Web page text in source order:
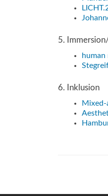
5.
human
6. Inklusion
Mixed-